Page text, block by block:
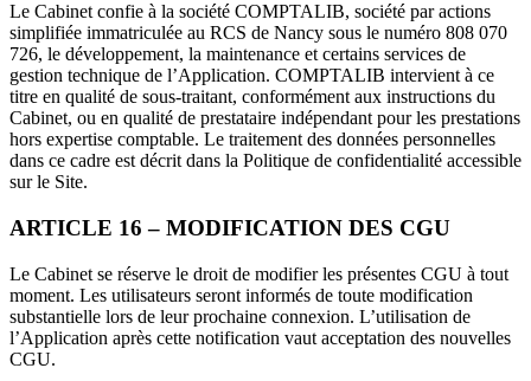
Le Cabinet confie à la société COMPTALIB, société par actions
simplifiée immatriculée au RCS de Nancy sous le numéro 808 070
726, le développement, la maintenance et certains services de
gestion technique de l’Application. COMPTALIB intervient à ce
titre en qualité de sous-traitant, conformément aux instructions du
Cabinet, ou en qualité de prestataire indépendant pour les prestations
hors expertise comptable. Le traitement des données personnelles
dans ce cadre est décrit dans la Politique de confidentialité accessible
sur le Site.
ARTICLE 16 – MODIFICATION DES CGU
Le Cabinet se réserve le droit de modifier les présentes CGU à tout
moment. Les utilisateurs seront informés de toute modification
substantielle lors de leur prochaine connexion. L’utilisation de
l’Application après cette notification vaut acceptation des nouvelles
CGU.